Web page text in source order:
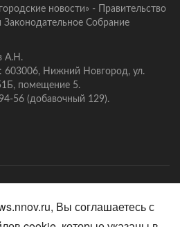
новости» - Правительство
Собрание
А.Н.
603006, Нижний Новгород, ул.
помещение 5.
56 (добавочный 129).
Вы соглашаетесь с